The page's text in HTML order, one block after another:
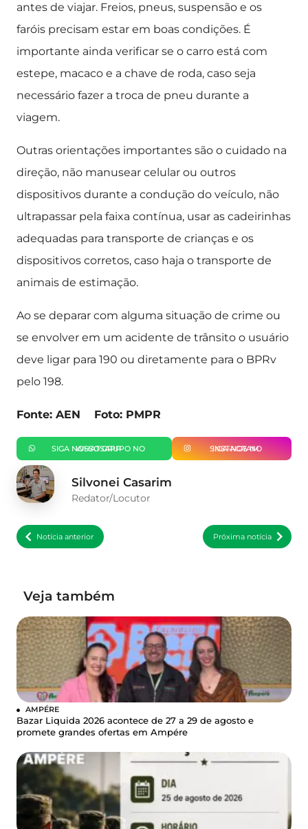
antes de viajar. Freios, pneus, suspensão e os
faróis precisam estar em boas condições. É
importante ainda verificar se o carro está com
estepe, macaco e a chave de roda, caso seja
necessário fazer a troca de pneu durante a
viagem.
Outras orientações importantes são o cuidado na
direção, não manusear celular ou outros
dispositivos durante a condução do veículo, não
ultrapassar pela faixa contínua, usar as cadeirinhas
adequadas para transporte de crianças e os
dispositivos corretos, caso haja o transporte de
animais de estimação.
Ao se deparar com alguma situação de crime ou
se envolver em um acidente de trânsito o usuário
deve ligar para 190 ou diretamente para o BPRv
pelo 198.
Fonte: AEN Foto: PMPR
SIGA NOSSO GRUPO NO WHATSAPP SIGA-NOS NO INSTAGRAM
Silvonei Casarim
Redator/Locutor
Notícia anterior Próxima notícia
Veja também
AMPÉRE
Bazar Liquida 2026 acontece de 27 a 29 de agosto e
promete grandes ofertas em Ampére